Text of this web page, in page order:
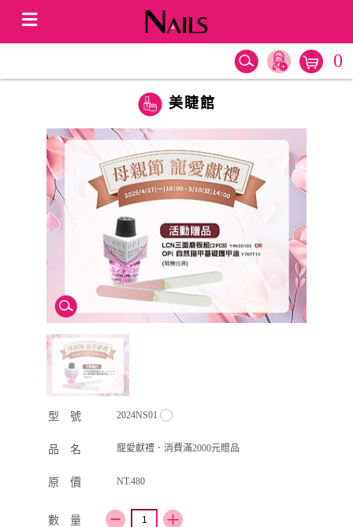
0
美睫館
型 號 2024NS01
品 名 寵愛獻禮．消費滿2000元贈品
原 價 NT.480
數 量